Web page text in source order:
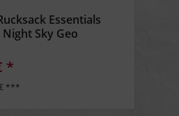
Essentials
Night Sky Geo
*
***